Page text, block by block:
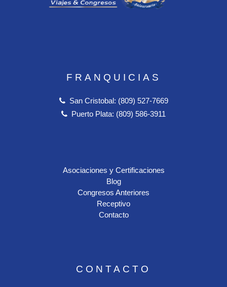
FRANQUICIAS
San Cristobal: (809) 527-7669
Puerto Plata: (809) 586-3911
Asociaciones y Certificaciones
Blog
Congresos Anteriores
Receptivo
Contacto
CONTACTO